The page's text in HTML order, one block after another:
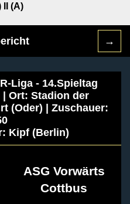
II (A)
→
Liga - 14.Spieltag
| Ort: Stadion der
(Oder) | Zuschauer:
Kipf (Berlin)
ASG Vorwärts
Cottbus